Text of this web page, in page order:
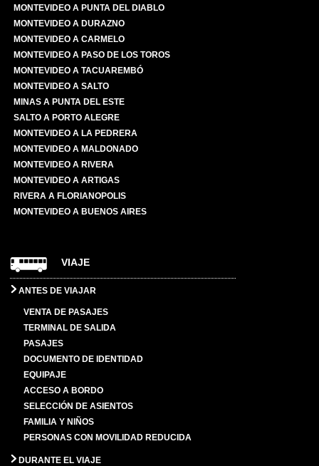
MONTEVIDEO A PUNTA DEL DIABLO
MONTEVIDEO A DURAZNO
MONTEVIDEO A CARMELO
MONTEVIDEO A PASO DE LOS TOROS
MONTEVIDEO A TACUAREMBÓ
MONTEVIDEO A SALTO
MINAS A PUNTA DEL ESTE
SALTO A PORTO ALEGRE
MONTEVIDEO A LA PEDRERA
MONTEVIDEO A MALDONADO
MONTEVIDEO A RIVERA
MONTEVIDEO A ARTIGAS
RIVERA A FLORIANOPOLIS
MONTEVIDEO A BUENOS AIRES
VIAJE
ANTES DE VIAJAR
VENTA DE PASAJES
TERMINAL DE SALIDA
PASAJES
DOCUMENTO DE IDENTIDAD
EQUIPAJE
ACCESO A BORDO
SELECCIÓN DE ASIENTOS
FAMILIA Y NIÑOS
PERSONAS CON MOVILIDAD REDUCIDA
DURANTE EL VIAJE